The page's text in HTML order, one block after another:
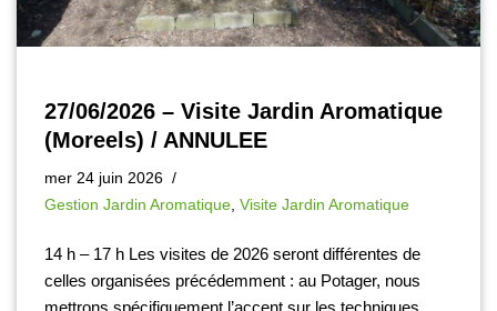
27/06/2026 – Visite Jardin Aromatique
(Moreels) / ANNULEE
mer 24 juin 2026
Gestion Jardin Aromatique Visite Jardin Aromatique
14 h – 17 h Les visites de 2026 seront différentes de
celles organisées précédemment : au Potager, nous
mettrons spécifiquement l’accent sur les techniques